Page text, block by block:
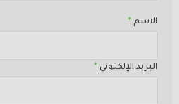
الاسم *
البريد الإلكتوني *